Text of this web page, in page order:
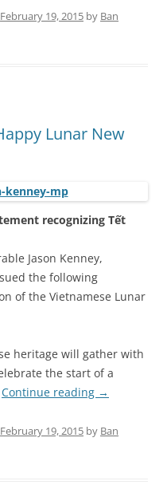
February 19, 2015 by Ban
Lunar New
recognizing Tết
Jason Kenney,
the following
of the Vietnamese Lunar
heritage will gather with
the start of a
Continue reading →
February 19, 2015 by Ban